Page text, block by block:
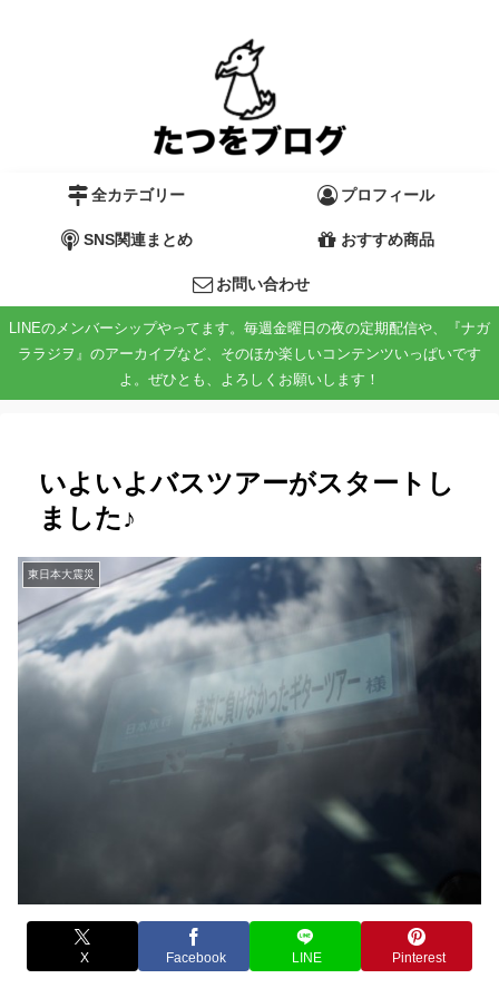
全カテゴリー プロフィール
SNS関連まとめ おすすめ商品
お問い合わせ
LINEのメンバーシップやってます。毎週金曜日の夜の定期配信や、『ナガ
ララジヲ』のアーカイブなど、そのほか楽しいコンテンツいっぱいです
よ。ぜひとも、よろしくお願いします！
いよいよバスツアーがスタートし
ました♪
東日本大震災
X Facebook LINE Pinterest